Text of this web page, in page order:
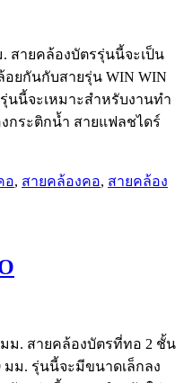
สายคล้องบัตรรุ่นนี้จะเป็น
ยกันกับสายรุ่น WIN WIN
นนี้จะเหมาะสำหรับงานทำ
กระติกน้ำ สายแฟลชไดร์
อ, สายคล้องคอ, สายคล้อง
ม. สายคล้องบัตรที่ทอ 2 ชั้น
มม. รุ่นนี้จะมีขนาดเล็กลง